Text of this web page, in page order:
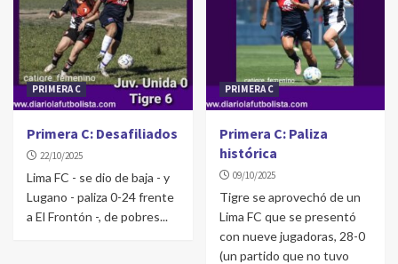
PRIMERA C
Primera C: Desafiliados
22/10/2025
Lima FC - se dio de baja - y
Lugano - paliza 0-24 frente
a El Frontón -, de pobres...
PRIMERA C
Primera C: Paliza
histórica
09/10/2025
Tigre se aprovechó de un
Lima FC que se presentó
con nueve jugadoras, 28-0
(un partido que no tuvo